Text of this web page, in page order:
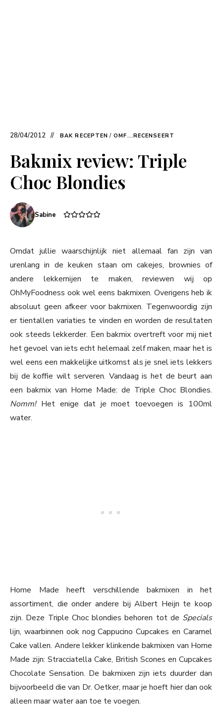
28/04/2012 BAK RECEPTEN / OMF...RECENSEERT
Bakmix review: Triple
Choc Blondies
Sabine
Omdat jullie waarschijnlijk niet allemaal fan zijn van
urenlang in de keuken staan om cakejes, brownies of
andere lekkernijen te maken, reviewen wij op
OhMyFoodness ook wel eens bakmixen. Overigens heb ik
absoluut geen afkeer voor bakmixen. Tegenwoordig zijn
er tientallen variaties te vinden en worden de resultaten
ook steeds lekkerder. Een bakmix overtreft voor mij niet
het gevoel van iets echt helemaal zelf maken, maar het is
wel eens een makkelijke uitkomst als je snel iets lekkers
bij de koffie wilt serveren. Vandaag is het de beurt aan
een bakmix van Home Made: de Triple Choc Blondies.
Nomm! Het enige dat je moet toevoegen is 100ml
water.
Home Made heeft verschillende bakmixen in het
assortiment, die onder andere bij Albert Heijn te koop
zijn. Deze Triple Choc blondies behoren tot de Specials
lijn, waarbinnen ook nog Cappucino Cupcakes en Caramel
Cake vallen. Andere lekker klinkende bakmixen van Home
Made zijn: Stracciatella Cake, British Scones en Cupcakes
Chocolate Sensation. De bakmixen zijn iets duurder dan
bijvoorbeeld die van Dr. Oetker, maar je hoeft hier dan ook
alleen maar water aan toe te voegen.